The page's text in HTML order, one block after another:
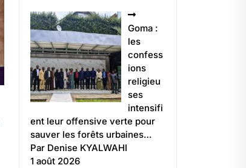
Goma :
les
confess
ions
religieu
ses
intensifi
ent leur offensive verte pour
sauver les forêts urbaines…
Par Denise KYALWAHI
1 août 2026